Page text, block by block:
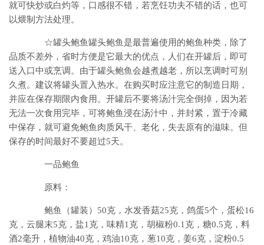
就可快炒或白灼等，口感很不错，若烹饪功夫不错的话，也可
以煨制方法处理。
☆罐头鲍鱼罐头鲍鱼是最普遍使用的鲍鱼种类，除了
品质不差外，省时方便是它最大的优点，人们在开罐后，即可
送入口中或烹调。由于罐头鲍鱼会越煮越老，所以烹调时可别
久煮。建议将罐头置入热水。在购买时应注意它的制造日期，
并应在保存期限内食用。开罐后不要将汤汁完全倒掉，因为若
无法一次食用完毕，可将鲍鱼浸在汤汁中，并封紧，置于冷藏
中保存，就可避免鲍鱼肉质风干、老化，失去原有的滋味。但
保存的时间最好不要超过5天。
一品鲍鱼
原料：
鲍鱼（罐装）50克，水发香菇25克，鸽蛋5个，蛋松16
克，云腿末5克，盐1克，味精1克，胡椒粉0.1克，糖0.5克，料
酒2毫升，植物油40克，鸡油10克，葱10克，姜6克，淀粉0.5